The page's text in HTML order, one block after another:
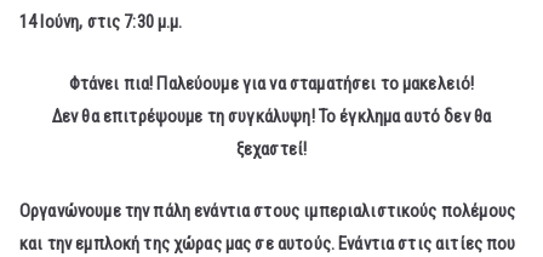
14 Ιούνη, στις 7:30 μ.μ.
Φτάνει πια! Παλεύουμε για να σταματήσει το μακελειό!
Δεν θα επιτρέψουμε τη συγκάλυψη! Το έγκλημα αυτό δεν θα
ξεχαστεί!
Οργανώνουμε την πάλη ενάντια στους ιμπεριαλιστικούς πολέμους
και την εμπλοκή της χώρας μας σε αυτούς. Ενάντια στις αιτίες που